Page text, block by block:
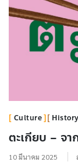
Culture History
ตะเกียบ – จ
10 มีนาคม 2025